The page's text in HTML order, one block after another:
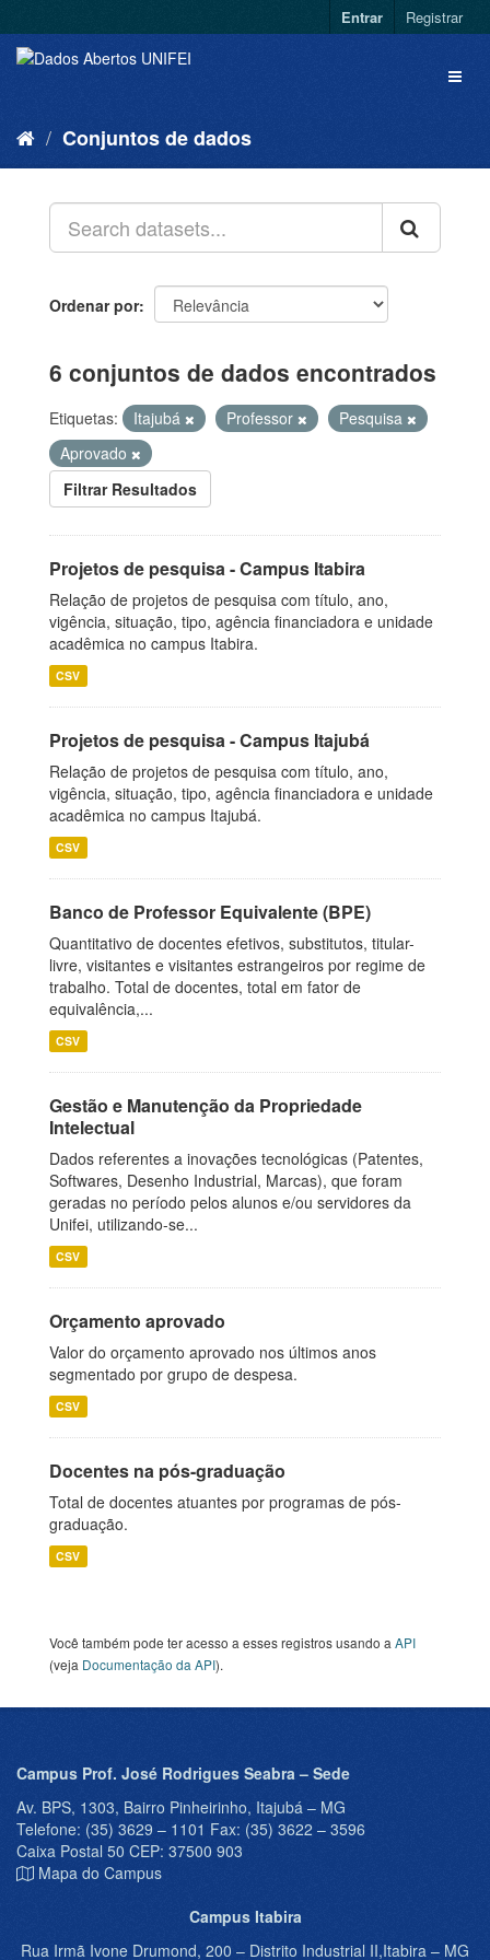
Entrar Registrar
Conjuntos de dados
Ordenar por
6 conjuntos de dados encontrados
Etiquetas: Itajubá Professor
Pesquisa
Aprovado
Filtrar Resultados
Projetos de pesquisa - Campus Itabira
Relação de projetos de pesquisa com título, ano,
vigência, situação, tipo, agência financiadora e unidade
acadêmica no campus Itabira.
CSV
Projetos de pesquisa - Campus Itajubá
Relação de projetos de pesquisa com título, ano,
vigência, situação, tipo, agência financiadora e unidade
acadêmica no campus Itajubá.
CSV
Banco de Professor Equivalente (BPE)
Quantitativo de docentes efetivos, substitutos, titular-
livre, visitantes e visitantes estrangeiros por regime de
trabalho. Total de docentes, total em fator de
equivalência,...
CSV
Gestão e Manutenção da Propriedade
Intelectual
Dados referentes a inovações tecnológicas (Patentes,
Softwares, Desenho Industrial, Marcas), que foram
geradas no período pelos alunos e/ou servidores da
Unifei, utilizando-se...
CSV
Orçamento aprovado
Valor do orçamento aprovado nos últimos anos
segmentado por grupo de despesa.
CSV
Docentes na pós-graduação
Total de docentes atuantes por programas de pós-
graduação.
CSV
Você também pode ter acesso a esses registros usando a API
(veja Documentação da API).
Campus Prof. José Rodrigues Seabra – Sede
Av. BPS, 1303, Bairro Pinheirinho, Itajubá – MG
Telefone: (35) 3629 – 1101 Fax: (35) 3622 – 3596
Caixa Postal 50 CEP: 37500 903
Mapa do Campus
Campus Itabira
Rua Irmã Ivone Drumond, 200 – Distrito Industrial II,Itabira – MG